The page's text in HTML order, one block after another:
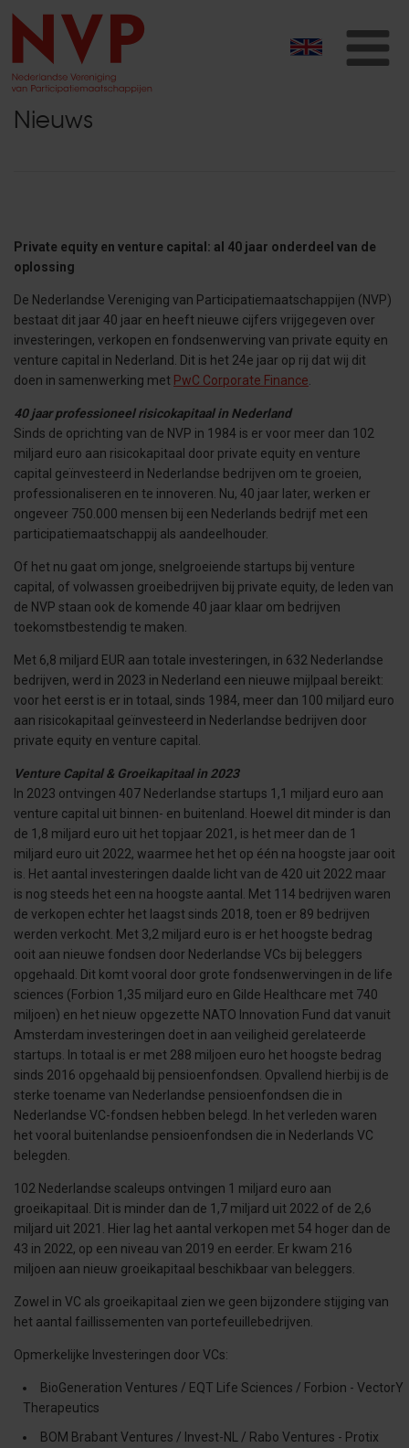
Nieuws
Private equity en venture capital: al 40 jaar onderdeel van de
oplossing
De Nederlandse Vereniging van Participatiemaatschappijen (NVP)
bestaat dit jaar 40 jaar en heeft nieuwe cijfers vrijgegeven over
investeringen, verkopen en fondsenwerving van private equity en
venture capital in Nederland. Dit is het 24e jaar op rij dat wij dit
doen in samenwerking met PwC Corporate Finance
40 jaar professioneel risicokapitaal in Nederland
Sinds de oprichting van de NVP in 1984 is er voor meer dan 102
miljard euro aan risicokapitaal door private equity en venture
capital geïnvesteerd in Nederlandse bedrijven om te groeien,
professionaliseren en te innoveren. Nu, 40 jaar later, werken er
ongeveer 750.000 mensen bij een Nederlands bedrijf met een
participatiemaatschappij als aandeelhouder.
Of het nu gaat om jonge, snelgroeiende startups bij venture
capital, of volwassen groeibedrijven bij private equity, de leden van
de NVP staan ook de komende 40 jaar klaar om bedrijven
toekomstbestendig te maken.
Met 6,8 miljard EUR aan totale investeringen, in 632 Nederlandse
bedrijven, werd in 2023 in Nederland een nieuwe mijlpaal bereikt:
voor het eerst is er in totaal, sinds 1984, meer dan 100 miljard euro
aan risicokapitaal geïnvesteerd in Nederlandse bedrijven door
private equity en venture capital.
Venture Capital & Groeikapitaal in 2023
In 2023 ontvingen 407 Nederlandse startups 1,1 miljard euro aan
venture capital uit binnen- en buitenland. Hoewel dit minder is dan
de 1,8 miljard euro uit het topjaar 2021, is het meer dan de 1
miljard euro uit 2022, waarmee het het op één na hoogste jaar ooit
is. Het aantal investeringen daalde licht van de 420 uit 2022 maar
is nog steeds het een na hoogste aantal. Met 114 bedrijven waren
de verkopen echter het laagst sinds 2018, toen er 89 bedrijven
werden verkocht. Met 3,2 miljard euro is er het hoogste bedrag
ooit aan nieuwe fondsen door Nederlandse VCs bij beleggers
opgehaald. Dit komt vooral door grote fondsenwervingen in de life
sciences (Forbion 1,35 miljard euro en Gilde Healthcare met 740
miljoen) en het nieuw opgezette NATO Innovation Fund dat vanuit
Amsterdam investeringen doet in aan veiligheid gerelateerde
startups. In totaal is er met 288 miljoen euro het hoogste bedrag
sinds 2016 opgehaald bij pensioenfondsen. Opvallend hierbij is de
sterke toename van Nederlandse pensioenfondsen die in
Nederlandse VC-fondsen hebben belegd. In het verleden waren
het vooral buitenlandse pensioenfondsen die in Nederlands VC
belegden.
102 Nederlandse scaleups ontvingen 1 miljard euro aan
groeikapitaal. Dit is minder dan de 1,7 miljard uit 2022 of de 2,6
miljard uit 2021. Hier lag het aantal verkopen met 54 hoger dan de
43 in 2022, op een niveau van 2019 en eerder. Er kwam 216
miljoen aan nieuw groeikapitaal beschikbaar van beleggers.
Zowel in VC als groeikapitaal zien we geen bijzondere stijging van
het aantal faillissementen van portefeuillebedrijven.
Opmerkelijke Investeringen door VCs:
BioGeneration Ventures / EQT Life Sciences / Forbion - VectorY
Therapeutics
BOM Brabant Ventures / Invest-NL / Rabo Ventures - Protix